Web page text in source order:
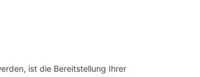
ist die Bereitstellung Ihrer